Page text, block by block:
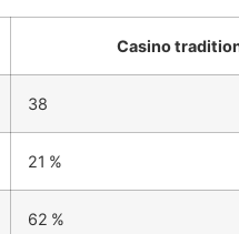
Casino
38
21 %
62 %